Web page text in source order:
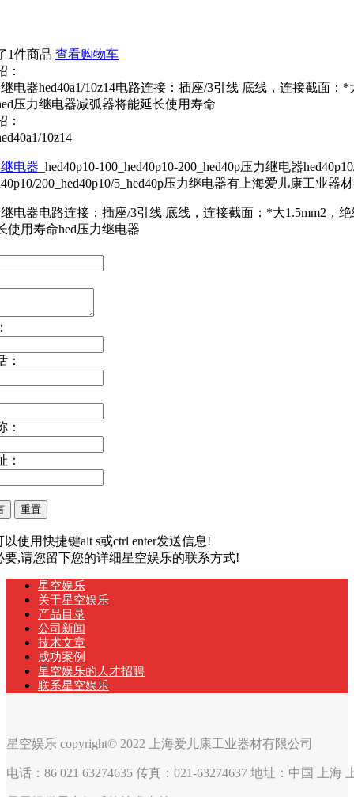
1件商品 查看购物车
：
电器hed40a1/10z14电路连接：插座/3引线 底线，连接截面
压力继电器减弧器将能延长使用寿命
：
10z14
电器 _hed40p10-100_hed40p10-200_hed40p压力继电器
200_hed40p10/5_hed40p压力继电器有上海爱儿康工业器
电器电路连接：插座/3引线 底线，连接截面：*大1.5mm2，
使用寿命hed压力继电器
：
：
：
以使用快捷键alt s或ctrl enter发送信息!
要,请您留下您的详细星空娱乐的联系方式!
星空娱乐
关于星空娱乐
产品目录
公司新闻
技术文章
成功案例
星空娱乐的人才招聘
联系星空娱乐
星空娱乐 copyright© 2022 上海爱儿康工业器材有限公司
电话：86 021 63274635 传真：021-63274637 地址：中国 上海